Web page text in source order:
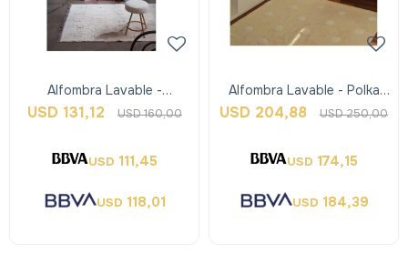
Alfombra Lavable -
Rugcycled Abc - Xs -
USD 131,12 USD160,00
USD 111,45
USD 118,01
Alfombra Lavable - Polka
Dots - Lorena Canals
USD 204,88 USD250,00
USD 174,15
USD 184,39